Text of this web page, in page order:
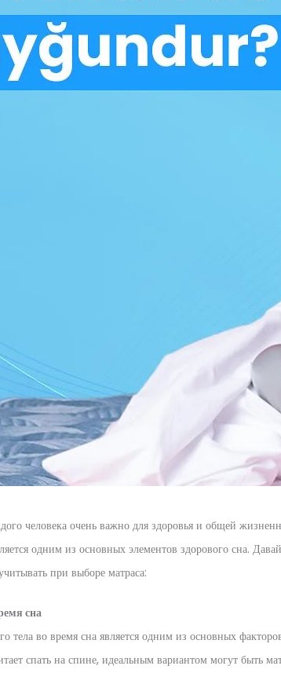
человека очень важно для здоровья и общей
одним из основных элементов здорового сна.
при выборе матраса:
сна
тела во время сна является одним из основных
спать на спине, идеальным вариантом могут быть